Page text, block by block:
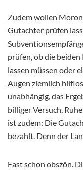
Zudem wollen
Gutachter prüfen
prüfen, ob die
lassen müssen oder
Augen ziemlich
unabhängig, das
billiger Versuch,
ist zudem: Die
bezahlt. Denn der
Fast schon obszön.